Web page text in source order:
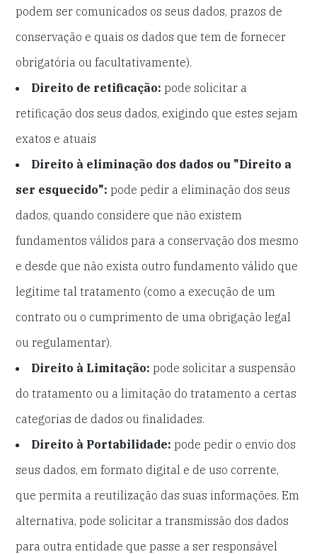
podem ser comunicados os seus dados, prazos de
conservação e quais os dados que tem de fornecer
obrigatória ou facultativamente).
Direito de retificação: pode solicitar a
retificação dos seus dados, exigindo que estes sejam
exatos e atuais
Direito à eliminação dos dados ou "Direito a
ser esquecido": pode pedir a eliminação dos seus
dados, quando considere que não existem
fundamentos válidos para a conservação dos mesmo
e desde que não exista outro fundamento válido que
legitime tal tratamento (como a execução de um
contrato ou o cumprimento de uma obrigação legal
ou regulamentar).
Direito à Limitação: pode solicitar a suspensão
do tratamento ou a limitação do tratamento a certas
categorias de dados ou finalidades.
Direito à Portabilidade: pode pedir o envio dos
seus dados, em formato digital e de uso corrente,
que permita a reutilização das suas informações. Em
alternativa, pode solicitar a transmissão dos dados
para outra entidade que passe a ser responsável